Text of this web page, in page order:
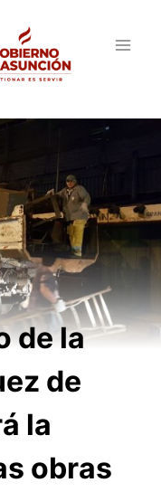
de la
de
la
obras